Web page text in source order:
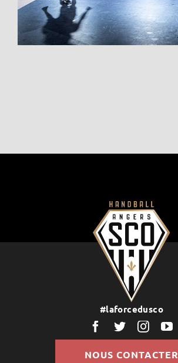
#laforcedusco
NOUS CONTACTER